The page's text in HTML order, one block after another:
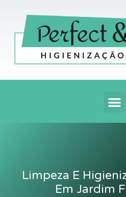
conteúdo
Limpeza E
Em Jardim